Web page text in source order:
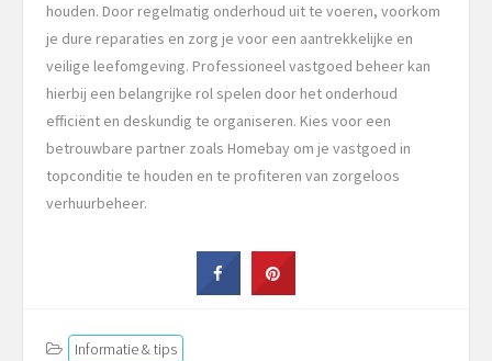
houden. Door regelmatig onderhoud uit te voeren, voorkom
je dure reparaties en zorg je voor een aantrekkelijke en
veilige leefomgeving. Professioneel vastgoed beheer kan
hierbij een belangrijke rol spelen door het onderhoud
efficiënt en deskundig te organiseren. Kies voor een
betrouwbare partner zoals Homebay om je vastgoed in
topconditie te houden en te profiteren van zorgeloos
verhuurbeheer.
Informatie & tips